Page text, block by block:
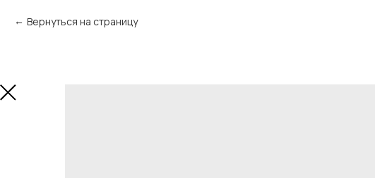
Вернуться на страницу